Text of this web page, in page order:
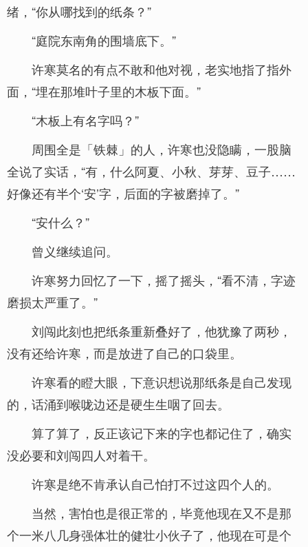
绪，“你从哪找到的纸条？”
“庭院东南角的围墙底下。”
许寒莫名的有点不敢和他对视，老实地指了指外
面，“埋在那堆叶子里的木板下面。”
“木板上有名字吗？”
周围全是「铁棘」的人，许寒也没隐瞒，一股脑
全说了实话，“有，什么阿夏、小秋、芽芽、豆子……
好像还有半个‘安’字，后面的字被磨掉了。”
“安什么？”
曾义继续追问。
许寒努力回忆了一下，摇了摇头，“看不清，字迹
磨损太严重了。”
刘闯此刻也把纸条重新叠好了，他犹豫了两秒，
没有还给许寒，而是放进了自己的口袋里。
许寒看的瞪大眼，下意识想说那纸条是自己发现
的，话涌到喉咙边还是硬生生咽了回去。
算了算了，反正该记下来的字也都记住了，确实
没必要和刘闯四人对着干。
许寒是绝不肯承认自己怕打不过这四个人的。
当然，害怕也是很正常的，毕竟他现在又不是那
个一米八几身强体壮的健壮小伙子了，他现在可是个